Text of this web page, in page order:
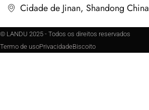
Cidade de Jinan, Shandong China
© LANDU 2025 - Todos os direitos reservados
Termo de usoPrivacidadeBiscoito